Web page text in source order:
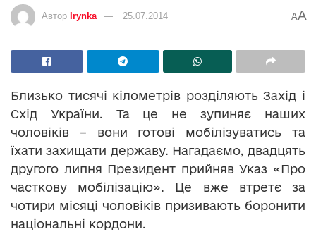
Автор Irynka 25.07.2014 AA
Близько тисячі кілометрів розділяють Захід і
Схід України. Та це не зупиняє наших
чоловіків – вони готові мобілізуватись та
їхати захищати державу. Нагадаємо, двадцять
другого липня Президент прийняв Указ «Про
часткову мобілізацію». Це вже втретє за
чотири місяці чоловіків призивають боронити
національні кордони.